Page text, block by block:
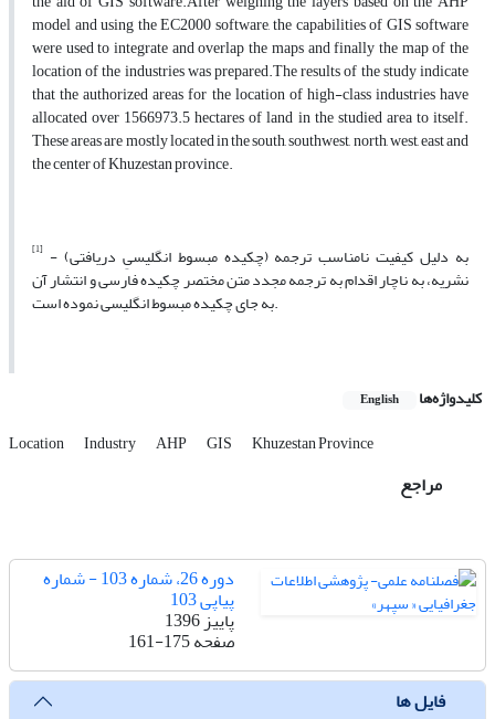
model and using the EC2000 software, the capabilities of GIS software
were used to integrate and overlap the maps and finally the map of the
location of the industries was prepared.The results of the study indicate
that the authorized areas for the location of high-class industries have
allocated over 1566973.5 hectares of land in the studied area to itself.
These areas are mostly located in the south, southwest, north, west, east and
the center of Khuzestan province.
[1] - به دلیل کیفیت نامناسب ترجمه (چکیده مبسوط انگلیسیِ دریافتی)
نشریه، به ناچار اقدام به ترجمه مجدد متن مختصر چکیده فارسی و انتشار آن
به جای چکیده مبسوط انگلیسی نموده است.
کلیدواژه‌ها English
Location Industry AHP GIS Khuzestan Province
مراجع
دوره 26، شماره 103 - شماره
پیاپی 103
پاییز 1396
صفحه161-175
فایل ها